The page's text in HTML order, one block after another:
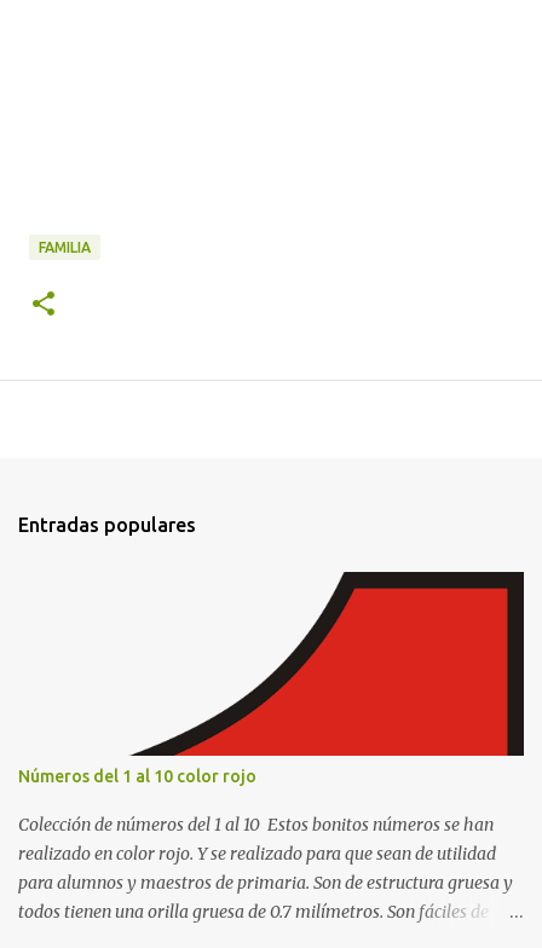
FAMILIA
Entradas populares
Números del 1 al 10 color rojo
Colección de números del 1 al 10 Estos bonitos números se han
realizado en color rojo. Y se realizado para que sean de utilidad
para alumnos y maestros de primaria. Son de estructura gruesa y
todos tienen una orilla gruesa de 0.7 milímetros. Son fáciles de